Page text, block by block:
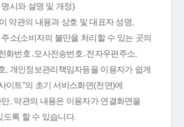
시와 설명 및 개정)
약관의 내용과 상호 및 대표자 성명,
소(소비자의 불만을 처리할 수 있는 곳의
화번호․모사전송번호․전자우편주소,
, 개인정보관리책임자등을 이용자가 쉽게
이트"의 초기 서비스화면(전면)에
, 약관의 내용은 이용자가 연결화면을
도록 할 수 있습니다.